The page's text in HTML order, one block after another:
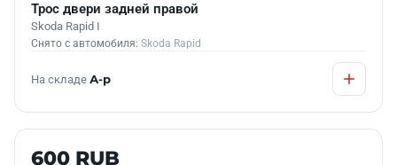
Трос двери задней правой
Skoda Rapid I
Снято с автомобиля: Skoda Rapid
На складе А-р
Б/У В НАЛИЧИИ
600 RUB